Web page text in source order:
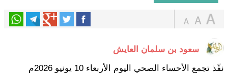
سعود بن سلمان العايش
نفّذ تجمع الأحساء الصحي اليوم الأربعاء 10 يونيو 2026م